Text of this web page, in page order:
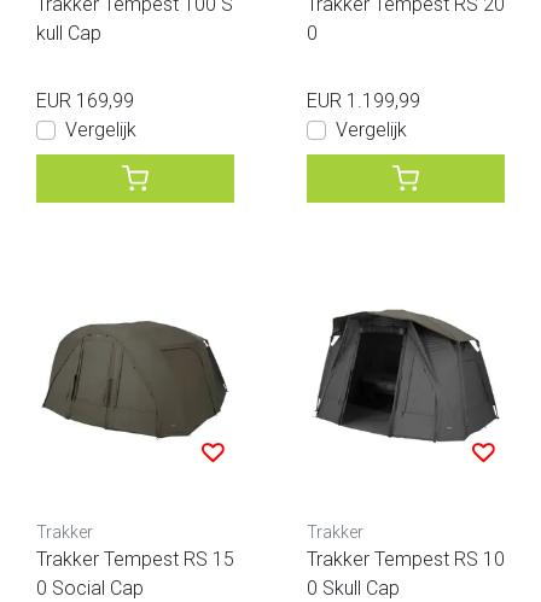
kull Cap
EUR 169,99
Vergelijk
0
EUR 1.199,99
Vergelijk
Trakker
Trakker Tempest RS 15
0 Social Cap
Trakker
Trakker Tempest RS 10
0 Skull Cap